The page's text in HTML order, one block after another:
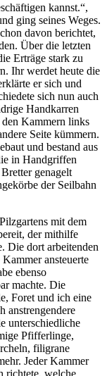
kannst.“,
ging seines Weges.
davon berichtet,
Über die letzten
Erträge stark zu
Ihr werdet heute die
er sich und
sich nun auch
Handkarren
Kammern links
Seite kümmern.
und bestand aus
in Handgriffen
genagelt
der Seilbahn
mit dem
der mithilfe
Die dort arbeitenden
ansteuerte
ebenso
machte. Die
Foret und ich eine
anstrengendere
unterschiedliche
Pfifferlinge,
filigrane
Jeder Kammer
richtete, welche